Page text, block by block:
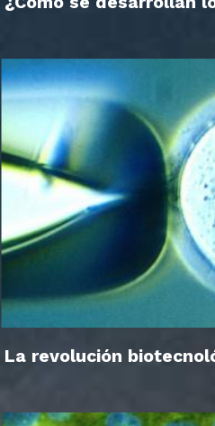
La revolución